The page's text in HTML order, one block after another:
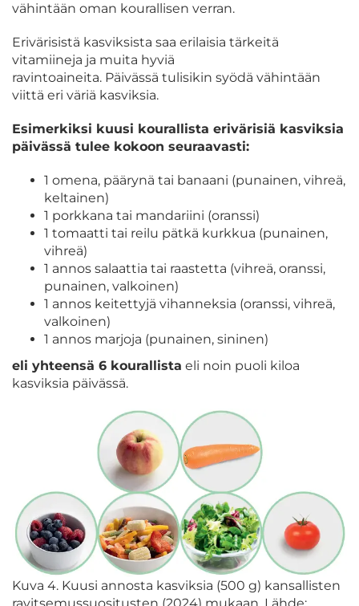
vähintään oman kourallisen verran.
Erivärisistä kasviksista saa erilaisia tärkeitä
vitamiineja ja muita hyviä
ravintoaineita. Päivässä tulisikin syödä vähintään
viittä eri väriä kasviksia.
Esimerkiksi kuusi kourallista erivärisiä kasviksia
päivässä tulee kokoon seuraavasti:
1 omena, päärynä tai banaani (punainen, vihreä,
keltainen)
1 porkkana tai mandariini (oranssi)
1 tomaatti tai reilu pätkä kurkkua (punainen,
vihreä)
1 annos salaattia tai raastetta (vihreä, oranssi,
punainen, valkoinen)
1 annos keitettyjä vihanneksia (oranssi, vihreä,
valkoinen)
1 annos marjoja (punainen, sininen)
eli yhteensä 6 kourallista eli noin puoli kiloa
kasviksia päivässä.
Kuva 4. Kuusi annosta kasviksia (500 g) kansallisten